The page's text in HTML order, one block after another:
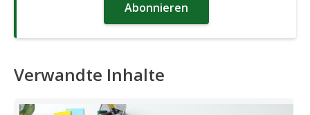
Abonnieren
Verwandte Inhalte